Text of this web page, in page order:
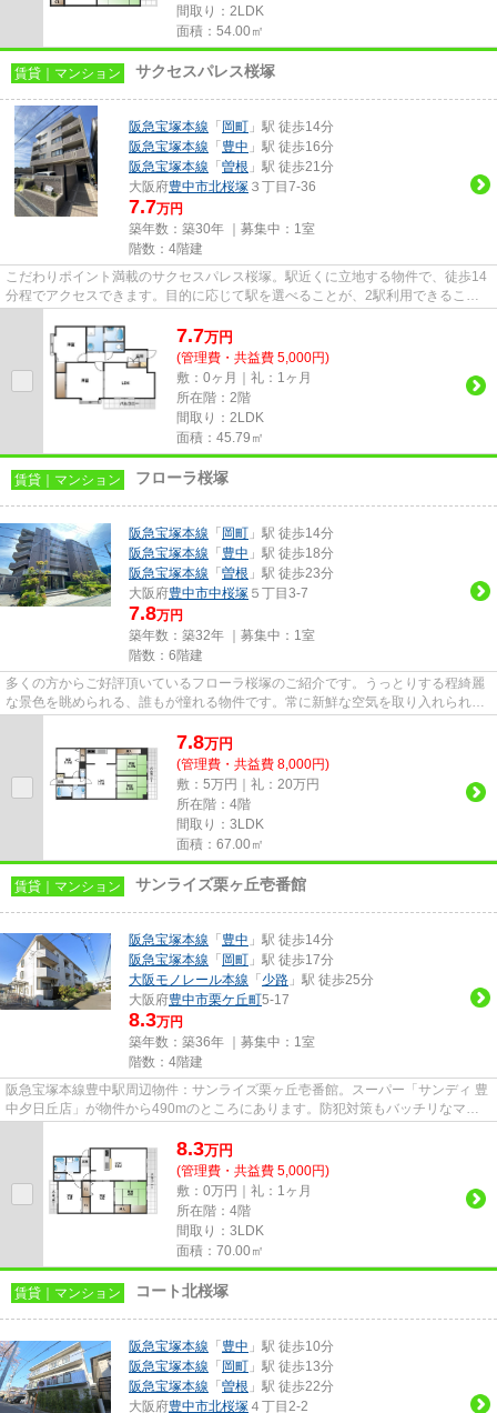
間取り：2LDK
面積：54.00㎡
賃貸｜マンション サクセスパレス桜塚
阪急宝塚本線 「 岡町 」駅 徒歩14分
阪急宝塚本線 「 豊中 」駅 徒歩16分
阪急宝塚本線 「 曽根 」駅 徒歩21分
大阪府豊中市北桜塚 ３丁目7-36
7.7万円
築年数：築30年 ｜募集中： 1室
階数：4階建
こだわりポイント満載のサクセスパレス桜塚。駅近くに立地する物件で、徒歩14
分程でアクセスできます。目的に応じて駅を選べることが、2駅利用できるこの
7.7万円
(管理費・共益費 5,000円)
敷：0ヶ月｜礼：1ヶ月
所在階：2階
間取り：2LDK
面積：45.79㎡
賃貸｜マンション フローラ桜塚
阪急宝塚本線 「 岡町 」駅 徒歩14分
阪急宝塚本線 「 豊中 」駅 徒歩18分
阪急宝塚本線 「 曽根 」駅 徒歩23分
大阪府豊中市中桜塚 ５丁目3-7
7.8万円
築年数：築32年 ｜募集中： 1室
階数：6階建
多くの方からご好評頂いているフローラ桜塚のご紹介です。うっとりする程綺麗
な景色を眺められる、誰もが憧れる物件です。常に新鮮な空気を取り入れられる
7.8万円
(管理費・共益費 8,000円)
敷：5万円｜礼：20万円
所在階：4階
間取り：3LDK
面積：67.00㎡
賃貸｜マンション サンライズ栗ヶ丘壱番館
阪急宝塚本線 「 豊中 」駅 徒歩14分
阪急宝塚本線 「 岡町 」駅 徒歩17分
大阪モノレール本線 「 少路 」駅 徒歩25分
大阪府豊中市栗ケ丘町5-17
8.3万円
築年数：築36年 ｜募集中： 1室
階数：4階建
阪急宝塚本線豊中駅周辺物件：サンライズ栗ヶ丘壱番館。スーパー「サンディ 豊
中夕日丘店」が物件から490mのところにあります。防犯対策もバッチリなマン
8.3万円
(管理費・共益費 5,000円)
敷：0万円｜礼：1ヶ月
所在階：4階
間取り：3LDK
面積：70.00㎡
賃貸｜マンション コート北桜塚
阪急宝塚本線 「 豊中 」駅 徒歩10分
阪急宝塚本線 「 岡町 」駅 徒歩13分
阪急宝塚本線 「 曽根 」駅 徒歩22分
大阪府豊中市北桜塚 ４丁目2-2